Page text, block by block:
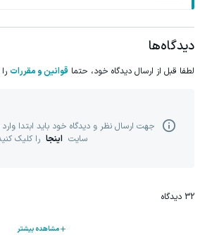
دیدگاه‌ها
لطفا قبل از ارسال دیدگاه خود، حتما قوانین و مقررات
جهت ارسال نظر و دیدگاه خود باید ابتدا
سایت اینجا را کلیک
32 دیدگاه
مشاهده بیشتر